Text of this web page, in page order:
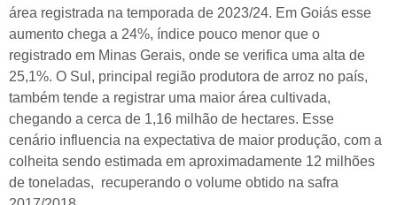
área registrada na temporada de 2023/24. Em Goiás esse
aumento chega a 24%, índice pouco menor que o
registrado em Minas Gerais, onde se verifica uma alta de
25,1%. O Sul, principal região produtora de arroz no país,
também tende a registrar uma maior área cultivada,
chegando a cerca de 1,16 milhão de hectares. Esse
cenário influencia na expectativa de maior produção, com a
colheita sendo estimada em aproximadamente 12 milhões
de toneladas, recuperando o volume obtido na safra